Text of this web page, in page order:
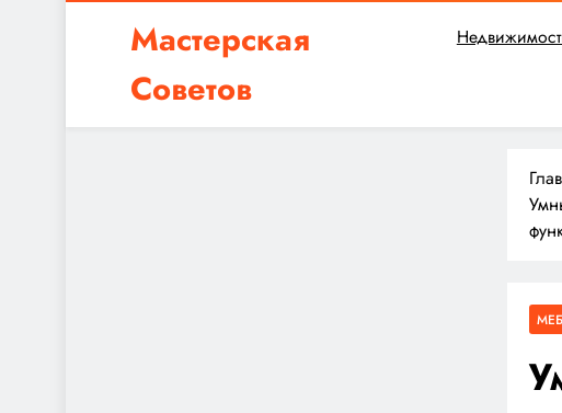
Мастерская
Советов
Независимо от того, планируете ли вы небольшой